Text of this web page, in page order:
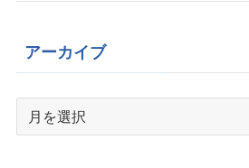
アーカイブ